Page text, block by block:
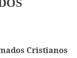
Cristianos